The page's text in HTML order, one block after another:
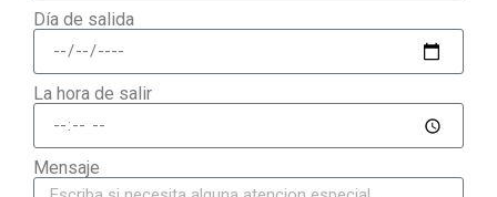
Día de salida
La hora de salir
Mensaje